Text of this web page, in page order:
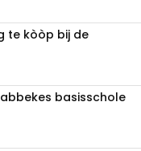
te kòòp bij de
basisschole